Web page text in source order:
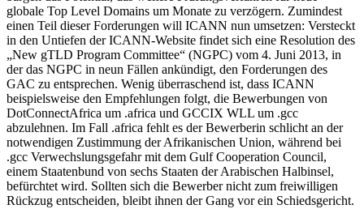
globale Top Level Domains um Monate zu verzögern. Zumindest
einen Teil dieser Forderungen will ICANN nun umsetzen: Versteckt
in den Untiefen der ICANN-Website findet sich eine Resolution des
„New gTLD Program Committee“ (NGPC) vom 4. Juni 2013, in
der das NGPC in neun Fällen ankündigt, den Forderungen des
GAC zu entsprechen. Wenig überraschend ist, dass ICANN
beispielsweise den Empfehlungen folgt, die Bewerbungen von
DotConnectAfrica um .africa und GCCIX WLL um .gcc
abzulehnen. Im Fall .africa fehlt es der Bewerberin schlicht an der
notwendigen Zustimmung der Afrikanischen Union, während bei
.gcc Verwechslungsgefahr mit dem Gulf Cooperation Council,
einem Staatenbund von sechs Staaten der Arabischen Halbinsel,
befürchtet wird. Sollten sich die Bewerber nicht zum freiwilligen
Rückzug entscheiden, bleibt ihnen der Gang vor ein Schiedsgericht.